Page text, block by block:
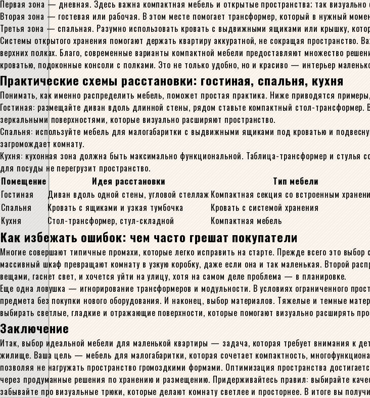
Первая зона — дневная. Здесь важна компактная мебель и открытые пространства; так
Вторая зона — гостевая или рабочая. В этом месте помогает трансформер, который в нужный
Третья зона — спальная. Разумно использовать кровать с выдвижными ящиками или крышку,
Системы открытого хранения помогают держать квартиру аккуратной, не сокращая
верхних полках. Благо, современные варианты компактной мебели предоставляют множество
кроватью, подоконные консоли с полками. Это не только удобно, но и красиво — интерьер
Практические схемы расстановки: гостиная, спальня, кухня
Понимать, как именно распределить мебель, поможет простая практика. Ниже приводятся
Гостиная: размещайте диван вдоль длинной стены, рядом ставьте компактный стол-
зеркальными поверхностями, которые визуально расширяют пространство.
Спальня: используйте мебель для малогабаритки с выдвижными ящиками под кроватью и
загромождает комнату.
Кухня: кухонная зона должна быть максимально функциональной. Таблица-трансформер и
для посуды не перегрузит пространство.
Помещение
Идея расстановки Тип мебели
Гостиная
Диван вдоль одной стены, угловой стеллаж Компактная секция со встроенным
Спальня
Кровать с ящиками и узкая тумбочка Кровать с системой хранения
Кухня
Стол-трансформер, стул-складной Компактная мебель
Как избежать ошибок: чем часто грешат покупатели
Многие совершают типичные промахи, которые легко исправить на старте. Прежде всего это
массивный шкаф превращают комнату в узкую коробку, даже если она и так маленькая. Второй
вещами, гаснет свет, и хочется уйти на улицу, хотя на самом деле проблема — в планировке.
Еще одна ловушка — игнорирование трансформеров и модульности. В условиях ограниченного
предмета без покупки нового оборудования. И наконец, выбор материалов. Тяжелые и темные
выбирать светлые, гладкие и отражающие поверхности, которые помогают визуально расширять
Заключение
Итак, выбор идеальной мебели для маленькой квартиры — задача, которая требует внимания к
жилище. Ваша цель — мебель для малогабаритки, которая сочетает компактность,
позволяя не нагружать пространство громоздкими формами. Оптимизация пространства
через продуманные решения по хранению и размещению. Придерживайтесь правил: выбирайте
забывайте про визуальные трюки, которые делают комнату светлее и просторнее. В итоге вы